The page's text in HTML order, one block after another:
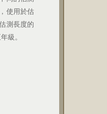
使用於估
測長度的
級。